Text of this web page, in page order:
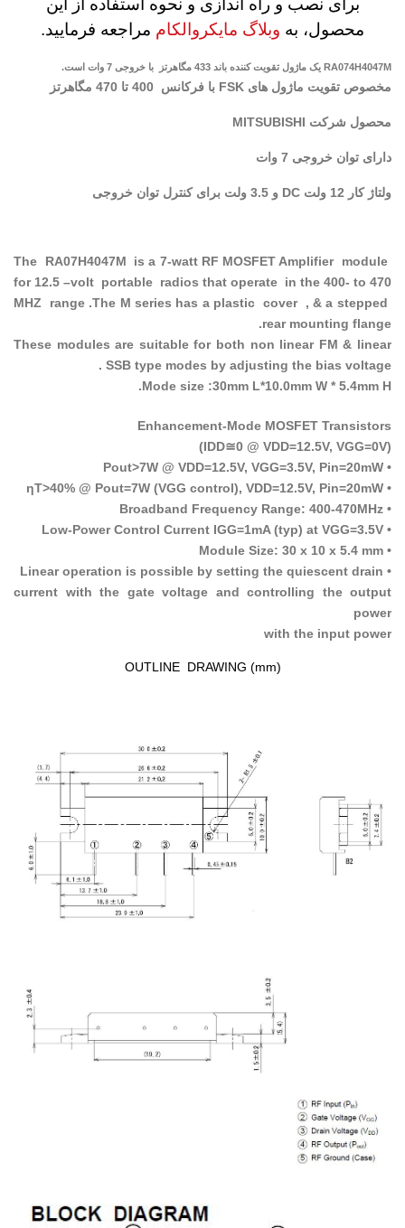
برای نصب و راه اندازی و نحوه استفاده از این
محصول، به وبلاگ مایکروالکام مراجعه فرمایید.
RA074H4047M یک ماژول تقویت کننده باند 433 مگاهرتز با خروجی 7 وات است.
مخصوص تقویت ماژول های FSK با فرکانس 400 تا 470 مگاهرتز
محصول شرکت MITSUBISHI
دارای توان خروجی 7 وات
ولتاژ کار 12 ولت DC و 3.5 ولت برای کنترل توان خروجی
The RA07H4047M is a 7-watt RF MOSFET Amplifier module
for 12.5 –volt portable radios that operate in the 400- to 470
MHZ range .The M series has a plastic cover , & a stepped
rear mounting flange.
These modules are suitable for both non linear FM & linear
SSB type modes by adjusting the bias voltage .
Mode size :30mm L*10.0mm W * 5.4mm H.
Enhancement-Mode MOSFET Transistors
(IDD≅0 @ VDD=12.5V, VGG=0V)
• Pout>7W @ VDD=12.5V, VGG=3.5V, Pin=20mW
• ηT>40% @ Pout=7W (VGG control), VDD=12.5V, Pin=20mW
• Broadband Frequency Range: 400-470MHz
• Low-Power Control Current IGG=1mA (typ) at VGG=3.5V
• Module Size: 30 x 10 x 5.4 mm
• Linear operation is possible by setting the quiescent drain
current with the gate voltage and controlling the output
power
with the input power
OUTLINE DRAWING (mm)